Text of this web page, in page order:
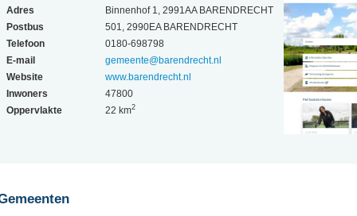
Adres
Binnenhof 1, 2991AA BARENDRECHT
Postbus
501, 2990EA BARENDRECHT
Telefoon
0180-698798
E-mail
gemeente@barendrecht.nl
Website
www.barendrecht.nl
Inwoners
47800
Oppervlakte
22 km2